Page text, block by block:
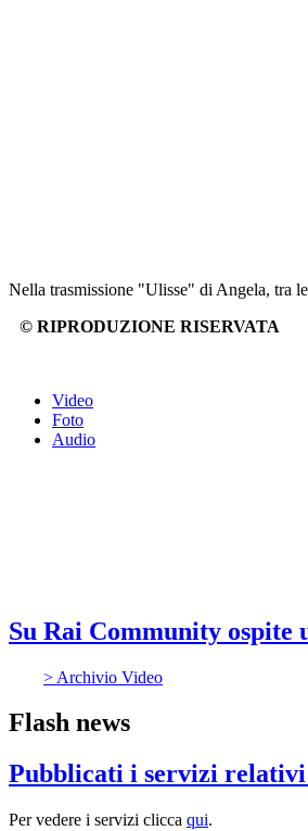
Nella trasmissione "Ulisse" di Angela, tra
© RIPRODUZIONE RISERVATA
Video
Foto
Audio
Su Rai Community ospite
> Archivio Video
Flash news
Pubblicati i servizi relativi
Per vedere i servizi clicca qui.